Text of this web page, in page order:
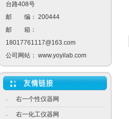
台路408号
邮 编： 200444
邮 箱：
18017761117@163.com
公司网站： www.yoyilab.com
· 右一个性仪器网
· 右一化工仪器网